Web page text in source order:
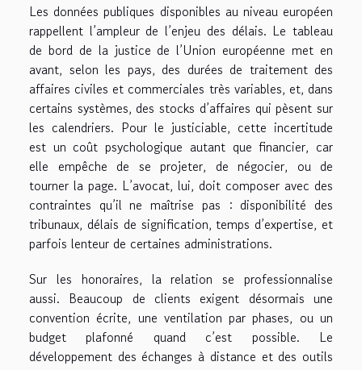
Les données publiques disponibles au niveau européen
rappellent l’ampleur de l’enjeu des délais. Le tableau
de bord de la justice de l’Union européenne met en
avant, selon les pays, des durées de traitement des
affaires civiles et commerciales très variables, et, dans
certains systèmes, des stocks d’affaires qui pèsent sur
les calendriers. Pour le justiciable, cette incertitude
est un coût psychologique autant que financier, car
elle empêche de se projeter, de négocier, ou de
tourner la page. L’avocat, lui, doit composer avec des
contraintes qu’il ne maîtrise pas : disponibilité des
tribunaux, délais de signification, temps d’expertise, et
parfois lenteur de certaines administrations.
Sur les honoraires, la relation se professionnalise
aussi. Beaucoup de clients exigent désormais une
convention écrite, une ventilation par phases, ou un
budget plafonné quand c’est possible. Le
développement des échanges à distance et des outils